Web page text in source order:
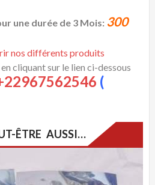
une durée de 3 Mois: 300
nos différents produits
cliquant sur le lien ci-dessous
(
ÊTRE AUSSI…